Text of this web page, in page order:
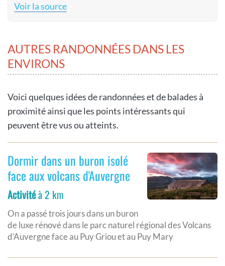
Voir la source
AUTRES RANDONNÉES DANS LES
ENVIRONS
Voici quelques idées de randonnées et de balades à
proximité ainsi que les points intéressants qui
peuvent être vus ou atteints.
Dormir dans un buron isolé
face aux volcans d'Auvergne
Activitéà 2 km
On a passé trois jours dans un buron
de luxe rénové dans le parc naturel régional des Volcans
d'Auvergne face au Puy Griou et au Puy Mary